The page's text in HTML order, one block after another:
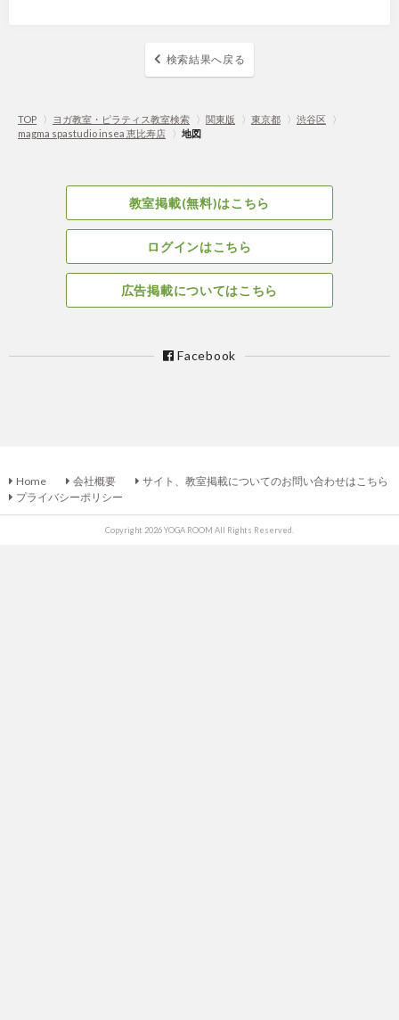
検索結果へ戻る
TOP 〉 ヨガ教室・ピラティス教室検索 〉 関東版 〉 東京都 〉 渋谷区
〉
magma spastudio insea 恵比寿店
〉 地図
教室掲載(無料)はこちら
ログインはこちら
広告掲載についてはこちら
Facebook
Home 会社概要
サイト、教室掲載についてのお問い合わせはこちら
プライバシーポリシー
Copyright 2026 YOGA ROOM All Rights Reserved.